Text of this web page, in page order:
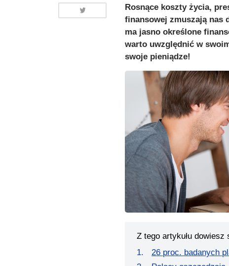
Rosnące koszty życia,
finansowej zmuszają nas
ma jasno określone
warto uwzględnić w
swoje pieniądze!
Z tego artykułu dowiesz
26 proc. badanych